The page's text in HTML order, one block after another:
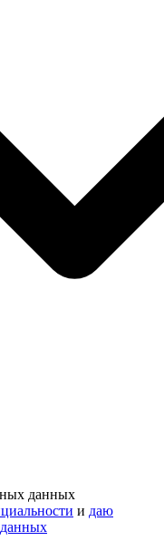
данных
и даю
данных